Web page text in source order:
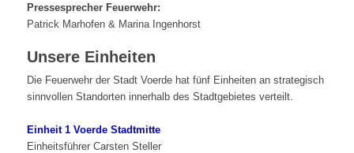
Pressesprecher Feuerwehr:
Patrick Marhofen & Marina Ingenhorst
Unsere Einheiten
Die Feuerwehr der Stadt Voerde hat fünf Einheiten an strategisch
sinnvollen Standorten innerhalb des Stadtgebietes verteilt.
Einheit 1 Voerde Stadtmitte
Einheitsführer Carsten Steller